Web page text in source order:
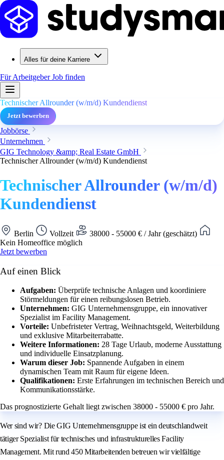
Alles für deine Karriere
Für ArbeitgeberJob finden
Technischer Allrounder (w/m/d) Kundendienst
Jetzt bewerben
Jobbörse
Unternehmen
GIG Technology &amp; Real Estate GmbH
Technischer Allrounder (w/m/d) Kundendienst
Technischer Allrounder (w/m/d)
Kundendienst
Berlin Vollzeit
38000 - 55000 € / Jahr (geschätzt)
Kein Homeoffice möglich
Jetzt bewerben
Auf einen Blick
Aufgaben: Überprüfe technische Anlagen und koordiniere
Störmeldungen für einen reibungslosen Betrieb.
Unternehmen: GIG Unternehmensgruppe, ein innovativer
Spezialist im Facility Management.
Vorteile: Unbefristeter Vertrag, Weihnachtsgeld, Weiterbildung
und exklusive Mitarbeiterrabatte.
Weitere Informationen: 28 Tage Urlaub, moderne Ausstattung
und individuelle Einsatzplanung.
Warum dieser Job: Spannende Aufgaben in einem
dynamischen Team mit Raum für eigene Ideen.
Qualifikationen: Erste Erfahrungen im technischen Bereich und
Kommunikationsstärke.
Das prognostizierte Gehalt liegt zwischen 38000 - 55000 € pro Jahr.
Wer sind wir? Die GIG Unternehmensgruppe ist ein deutschlandweit
tätiger Spezialist für technisches und infrastrukturelles Facility
Management. Mit rund 450 Mitarbeitenden betreuen wir vielfältige